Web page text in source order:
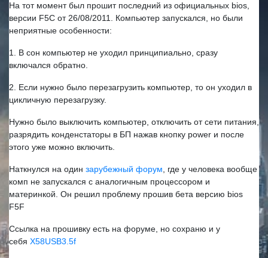
На тот момент был прошит последний из официальных bios,
версии F5C от 26/08/2011. Компьютер запускался, но были
неприятные особенности:
1. В сон компьютер не уходил принципиально, сразу
включался обратно.
2. Если нужно было перезагрузить компьютер, то он уходил в
цикличную перезагрузку.
Нужно было выключить компьютер, отключить от сети питания,
разрядить конденстаторы в БП нажав кнопку power и после
этого уже можно включить.
Наткнулся на один зарубежный форум , где у человека вообще
комп не запускался с аналогичным процессором и
материнкой. Он решил проблему прошив бета версию bios
F5F
Ссылка на прошивку есть на форуме, но сохраню и у
себя X58USB3.5f